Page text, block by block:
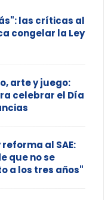
las críticas al
congelar la Ley
arte y juego:
celebrar el Día
al SAE:
que no se
a los tres años"